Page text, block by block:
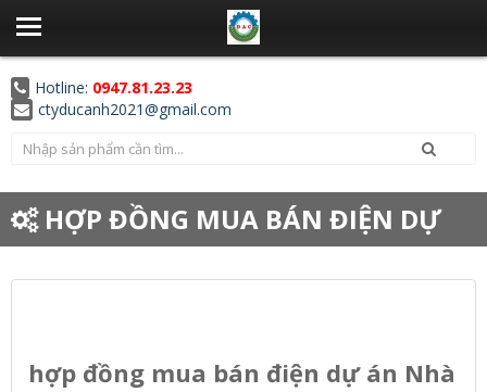
Hotline: 0947.81.23.23
ctyducanh2021@gmail.com
HỢP ĐỒNG MUA BÁN ĐIỆN DỰ
ÁN NHÀ MÁY ĐIỆN MẶT TRỜI
hợp đồng mua bán điện dự án Nhà